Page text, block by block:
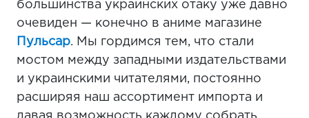
большинства украинских отаку уже давно
очевиден — конечно в аниме магазине
Пульсар. Мы гордимся тем, что стали
мостом между западными издательствами
и украинскими читателями, постоянно
расширяя наш ассортимент импорта и